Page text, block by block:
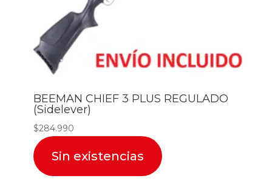
BEEMAN CHIEF 3 PLUS REGULADO
(Sidelever)
$284.990
Sin existencias